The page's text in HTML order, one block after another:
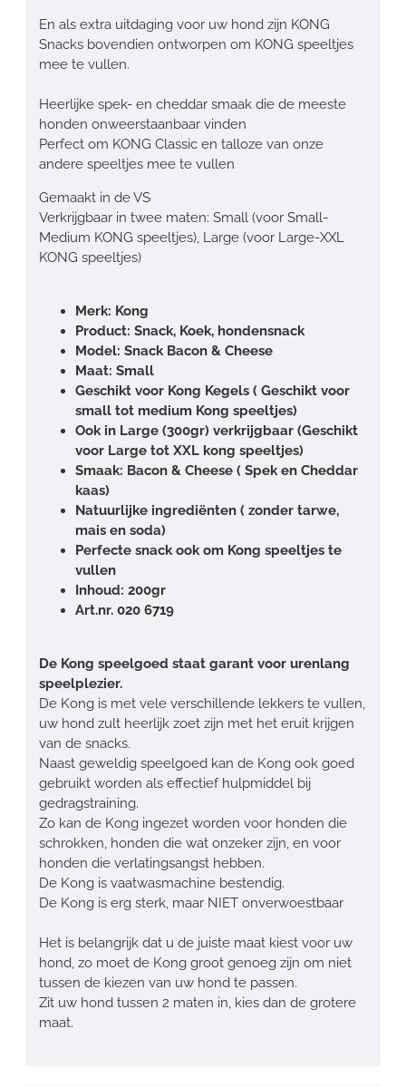
En als extra uitdaging voor uw hond zijn KONG
Snacks bovendien ontworpen om KONG speeltjes
mee te vullen.
Heerlijke spek- en cheddar smaak die de meeste
honden onweerstaanbaar vinden
Perfect om KONG Classic en talloze van onze
andere speeltjes mee te vullen
Gemaakt in de VS
Verkrijgbaar in twee maten: Small (voor Small-
Medium KONG speeltjes), Large (voor Large-XXL
KONG speeltjes)
Merk: Kong
Product: Snack, Koek, hondensnack
Model: Snack Bacon & Cheese
Maat: Small
Geschikt voor Kong Kegels ( Geschikt voor
small tot medium Kong speeltjes)
Ook in Large (300gr) verkrijgbaar (Geschikt
voor Large tot XXL kong speeltjes)
Smaak: Bacon & Cheese ( Spek en Cheddar
kaas)
Natuurlijke ingrediënten ( zonder tarwe,
mais en soda)
Perfecte snack ook om Kong speeltjes te
vullen
Inhoud: 200gr
Art.nr. 020 6719
De Kong speelgoed staat garant voor urenlang
speelplezier.
De Kong is met vele verschillende lekkers te vullen,
uw hond zult heerlijk zoet zijn met het eruit krijgen
van de snacks.
Naast geweldig speelgoed kan de Kong ook goed
gebruikt worden als effectief hulpmiddel bij
gedragstraining.
Zo kan de Kong ingezet worden voor honden die
schrokken, honden die wat onzeker zijn, en voor
honden die verlatingsangst hebben.
De Kong is vaatwasmachine bestendig.
De Kong is erg sterk, maar NIET onverwoestbaar
Het is belangrijk dat u de juiste maat kiest voor uw
hond, zo moet de Kong groot genoeg zijn om niet
tussen de kiezen van uw hond te passen.
Zit uw hond tussen 2 maten in, kies dan de grotere
maat.